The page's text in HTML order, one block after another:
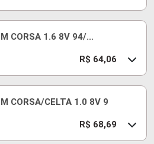
CORSA 1.6 8V 94/...
R$ 64,06
CORSA/CELTA 1.0 8V 9
R$ 68,69